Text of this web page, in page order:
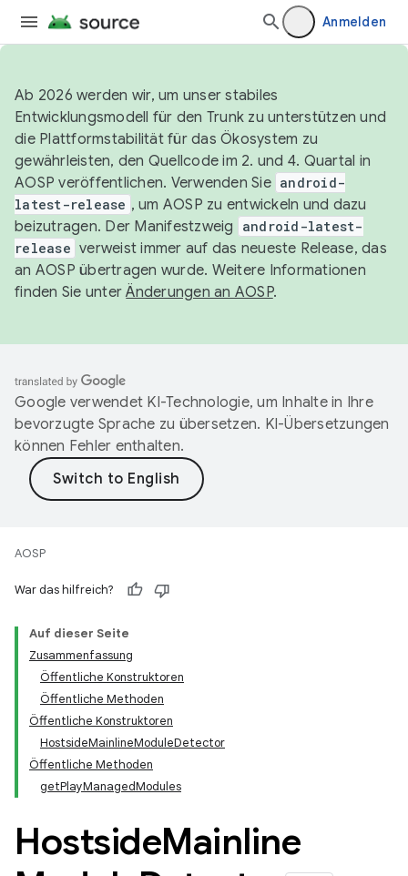
Anmelden
Ab 2026 werden wir, um unser stabiles
Entwicklungsmodell für den Trunk zu unterstützen und
die Plattformstabilität für das Ökosystem zu
gewährleisten, den Quellcode im 2. und 4. Quartal in
AOSP veröffentlichen. Verwenden Sie android-
latest-release , um AOSP zu entwickeln und dazu
beizutragen. Der Manifestzweig
android-latest-
release verweist immer auf das neueste Release, das
an AOSP übertragen wurde. Weitere Informationen
finden Sie unterÄnderungen an AOSP.
Google verwendet KI-Technologie, um Inhalte in Ihre
bevorzugte Sprache zu übersetzen. KI-Übersetzungen
können Fehler enthalten.
AOSP
War das hilfreich?
Auf dieser Seite
Zusammenfassung
Öffentliche Konstruktoren
Öffentliche Methoden
Öffentliche Konstruktoren
HostsideMainlineModuleDetector
Öffentliche Methoden
getPlayManagedModules
HostsideMainline